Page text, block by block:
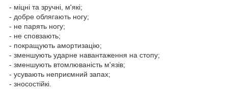
- міцні та зручні, м'які;
- добре облягають ногу;
- не парять ногу;
- не сповзають;
- покращують амортизацію;
- зменшують ударне навантаження на стопу;
- зменшують втомлюваність м'язів;
- усувають неприємний запах;
- зносостійкі.